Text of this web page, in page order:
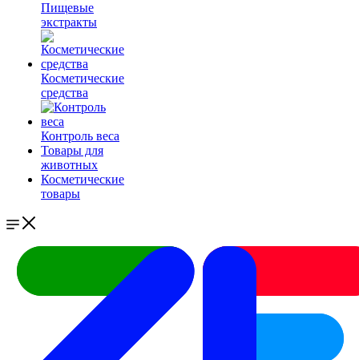
Пищевые
экстракты
Косметические
средства
Контроль веса
Товары для
животных
Косметические
товары